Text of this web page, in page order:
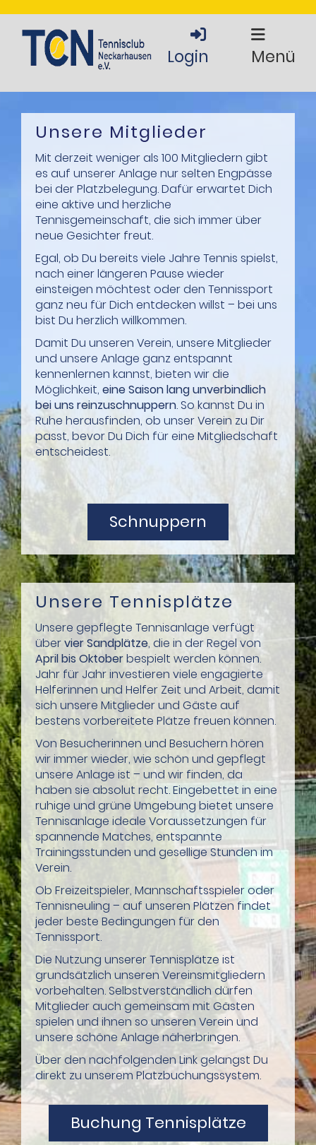
Login Menü
Unsere Mitglieder
Mit derzeit weniger als 100 Mitgliedern gibt
es auf unserer Anlage nur selten Engpässe
bei der Platzbelegung. Dafür erwartet Dich
eine aktive und herzliche
Tennisgemeinschaft, die sich immer über
neue Gesichter freut.
Egal, ob Du bereits viele Jahre Tennis spielst,
nach einer längeren Pause wieder
einsteigen möchtest oder den Tennissport
ganz neu für Dich entdecken willst – bei uns
bist Du herzlich willkommen.
Damit Du unseren Verein, unsere Mitglieder
und unsere Anlage ganz entspannt
kennenlernen kannst, bieten wir die
Möglichkeit, eine Saison lang unverbindlich
bei uns reinzuschnuppern. So kannst Du in
Ruhe herausfinden, ob unser Verein zu Dir
passt, bevor Du Dich für eine Mitgliedschaft
entscheidest.
Schnuppern
Unsere Tennisplätze
Unsere gepflegte Tennisanlage verfügt
übervier Sandplätze, die in der Regel von
April bis Oktoberbespielt werden können.
Jahr für Jahr investieren viele engagierte
Helferinnen und Helfer Zeit und Arbeit, damit
sich unsere Mitglieder und Gäste auf
bestens vorbereitete Plätze freuen können.
Von Besucherinnen und Besuchern hören
wir immer wieder, wie schön und gepflegt
unsere Anlage ist – und wir finden, da
haben sie absolut recht. Eingebettet in eine
ruhige und grüne Umgebung bietet unsere
Tennisanlage ideale Voraussetzungen für
spannende Matches, entspannte
Trainingsstunden und gesellige Stunden im
Verein.
Ob Freizeitspieler, Mannschaftsspieler oder
Tennisneuling – auf unseren Plätzen findet
jeder beste Bedingungen für den
Tennissport.
Die Nutzung unserer Tennisplätze ist
grundsätzlich unseren Vereinsmitgliedern
vorbehalten. Selbstverständlich dürfen
Mitglieder auch gemeinsam mit Gästen
spielen und ihnen so unseren Verein und
unsere schöne Anlage näherbringen.
Über den nachfolgenden Link gelangst Du
direkt zu unserem Platzbuchungssystem.
Buchung Tennisplätze